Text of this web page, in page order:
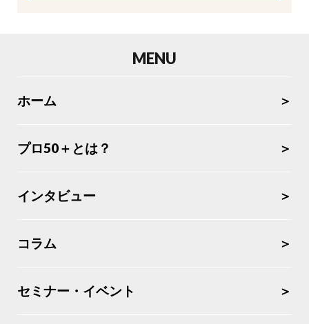
MENU
ホーム
プロ50＋とは？
インタビュー
コラム
セミナー・イベント